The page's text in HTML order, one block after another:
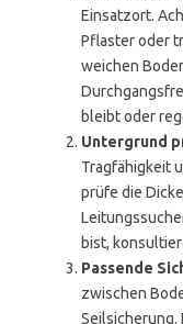
Einsatzort.
Pflaster oder
weichen
bleibt oder
Untergrund
Tragfähigkeit
prüfe die
bist,
Passende
zwischen
Seilsicherung.